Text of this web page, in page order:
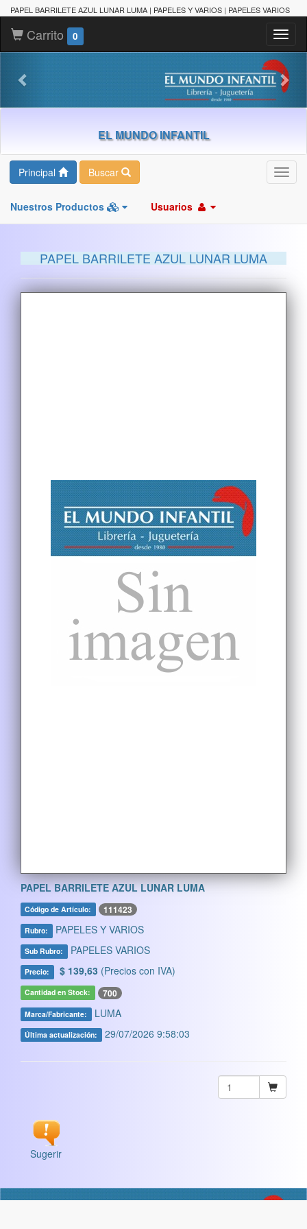
PAPEL BARRILETE AZUL LUNAR LUMA | PAPELES Y VARIOS | PAPELES VARIOS
Carrito 0
EL MUNDO INFANTIL
Principal Buscar
Nuestros Productos Usuarios
PAPEL BARRILETE AZUL LUNAR LUMA
PAPEL BARRILETE AZUL LUNAR LUMA
Código de Artículo: 111423
Rubro: PAPELES Y VARIOS
Sub Rubro: PAPELES VARIOS
Precio: $ 139,63 (Precios con IVA)
Cantidad en Stock: 700
Marca/Fabricante: LUMA
Última actualización: 29/07/2026 9:58:03
Sugerir